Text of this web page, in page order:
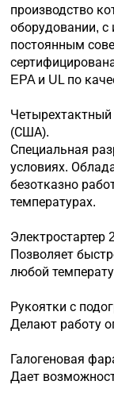
производство
оборудовании, с
постоянным
EPA и UL по
Четырехтактный
(США).
Специальная
условиях.
безотказно
температурах.
Электростартер
Позволяет
любой
Рукоятки с
Делают работу
Галогеновая
Дает